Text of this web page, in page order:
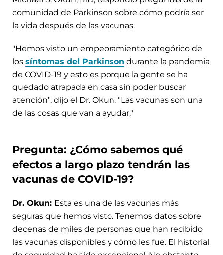
comunidad de Parkinson sobre cómo podría ser
la vida después de las vacunas.
"Hemos visto un empeoramiento categórico de
los síntomas del Parkinson durante la pandemia
de COVID-19 y esto es porque la gente se ha
quedado atrapada en casa sin poder buscar
atención", dijo el Dr. Okun. "Las vacunas son una
de las cosas que van a ayudar."
Pregunta: ¿Cómo sabemos qué
efectos a largo plazo tendrán las
vacunas de COVID-19?
Dr. Okun: Esta es una de las vacunas más
seguras que hemos visto. Tenemos datos sobre
decenas de miles de personas que han recibido
las vacunas disponibles y cómo les fue. El historial